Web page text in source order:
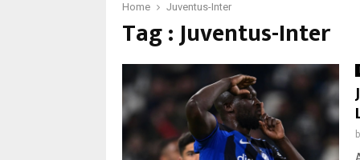
Home Juventus-Inter
Tag : Juventus-Inter